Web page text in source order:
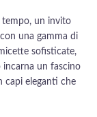
tempo, un invito
una gamma di
sofisticate,
incarna un fascino
capi eleganti che